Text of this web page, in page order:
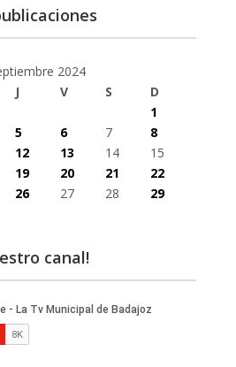
2024
J V S
D
1
5 6 7
8
12 13 14
15
19 20 21
22
26 27 28
29
canal!